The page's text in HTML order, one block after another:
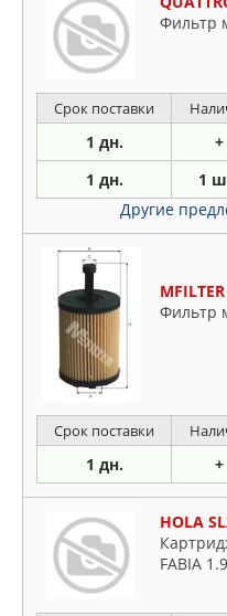
Фильтр
Срок поставки
1 дн. +
1 дн. 1
Другие
Фильтр
Срок поставки
1 дн. +
HOLA
FABIA